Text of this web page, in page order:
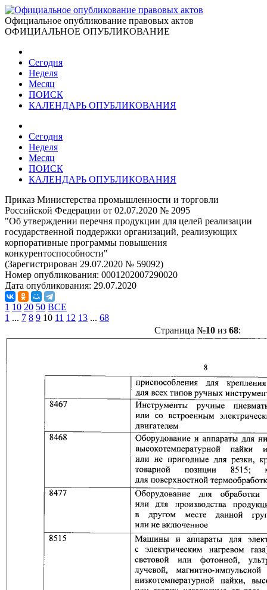
Официальное опубликование правовых актов
ОФИЦИАЛЬНОЕ ОПУБЛИКОВАНИЕ
Сегодня
Неделя
Месяц
ПОИСК
КАЛЕНДАРЬ ОПУБЛИКОВАНИЯ
Сегодня
Неделя
Месяц
ПОИСК
КАЛЕНДАРЬ ОПУБЛИКОВАНИЯ
Приказ Министерства промышленности и торговли
Российской Федерации от 02.07.2020 № 2095
"Об утверждении перечня продукции для целей реализации
государственной поддержки организаций, реализующих
корпоративные программы повышения
конкурентоспособности"
(Зарегистрирован 29.07.2020 № 59092)
Номер опубликования: 0001202007290020
Дата опубликования: 29.07.2020
1 10 20 50 ВСЕ
1 ... 7 8 9 10 11 12 13 ... 68
Страница №10из 68: